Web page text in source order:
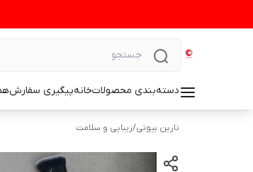
دسته‌بندی محصولاتخانهپیگیری سفارش
نارین بیوتی/زیبایی و سلامت